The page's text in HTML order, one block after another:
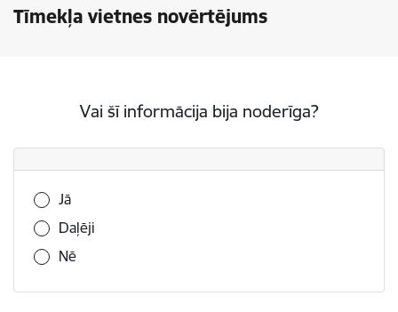
Tīmekļa vietnes novērtējums
Vai šī informācija bija noderīga?
Vai šī informācija bija noderīga?
Jā
Daļēji
Nē